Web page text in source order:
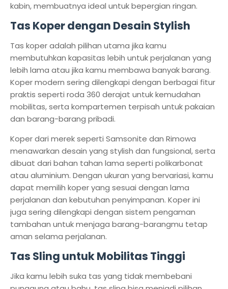
kabin, membuatnya ideal untuk bepergian ringan.
Tas Koper dengan Desain Stylish
Tas koper adalah pilihan utama jika kamu
membutuhkan kapasitas lebih untuk perjalanan yang
lebih lama atau jika kamu membawa banyak barang.
Koper modern sering dilengkapi dengan berbagai fitur
praktis seperti roda 360 derajat untuk kemudahan
mobilitas, serta kompartemen terpisah untuk pakaian
dan barang-barang pribadi.
Koper dari merek seperti Samsonite dan Rimowa
menawarkan desain yang stylish dan fungsional, serta
dibuat dari bahan tahan lama seperti polikarbonat
atau aluminium. Dengan ukuran yang bervariasi, kamu
dapat memilih koper yang sesuai dengan lama
perjalanan dan kebutuhan penyimpanan. Koper ini
juga sering dilengkapi dengan sistem pengaman
tambahan untuk menjaga barang-barangmu tetap
aman selama perjalanan.
Tas Sling untuk Mobilitas Tinggi
Jika kamu lebih suka tas yang tidak membebani